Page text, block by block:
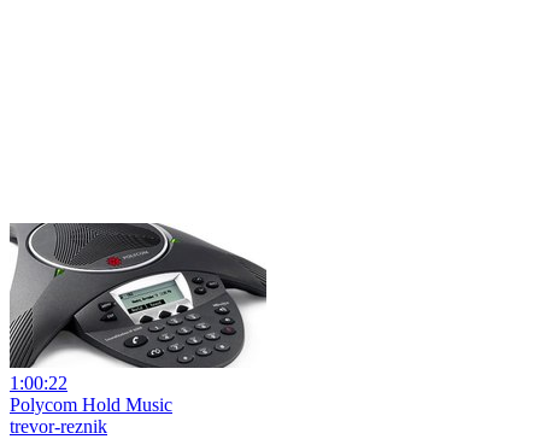
1:00:22
Polycom Hold Music
trevor-reznik